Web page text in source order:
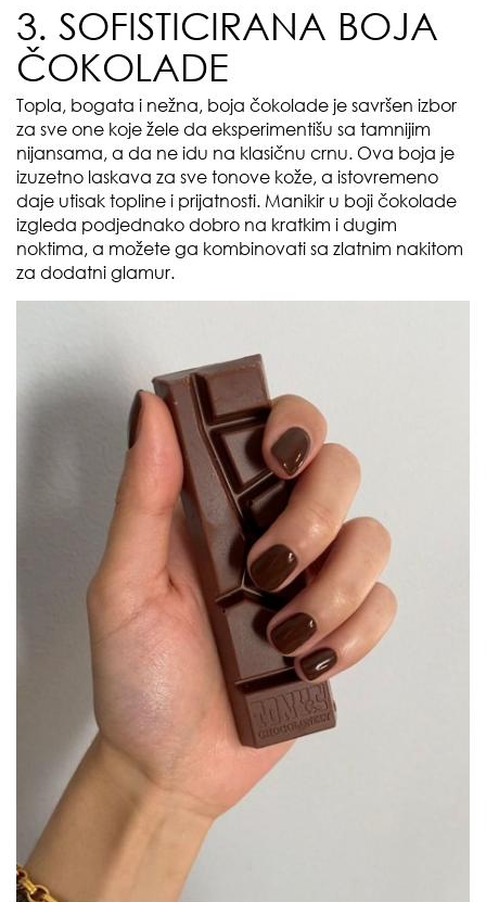
3. SOFISTICIRANA BOJA
ČOKOLADE
Topla, bogata i nežna, boja čokolade je savršen izbor
za sve one koje žele da eksperimentišu sa tamnijim
nijansama, a da ne idu na klasičnu crnu. Ova boja je
izuzetno laskava za sve tonove kože, a istovremeno
daje utisak topline i prijatnosti. Manikir u boji čokolade
izgleda podjednako dobro na kratkim i dugim
noktima, a možete ga kombinovati sa zlatnim nakitom
za dodatni glamur.